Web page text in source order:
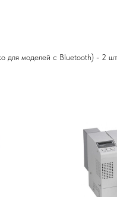
для моделей с Bluetooth) - 2 шт.